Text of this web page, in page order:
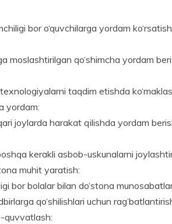
bor o‘quvchilarga yordam
moslashtirilgan qo‘shimcha yordam
taqdim etishda
yordam:
joylarda harakat qilishda yordam
kerakli asbob-uskunalarni
muhit yaratish:
bor bolalar bilan do‘stona
qo‘shilishlari uchun
quvvatlash: